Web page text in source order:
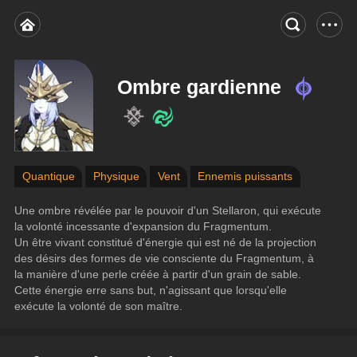
Ombre gardienne
Quantique Physique Vent Ennemis puissants
Une ombre révélée par le pouvoir d'un Stellaron, qui exécute
la volonté incessante d'expansion du Fragmentum.
Un être vivant constitué d'énergie qui est né de la projection
des désirs des formes de vie consciente du Fragmentum, à
la manière d'une perle créée à partir d'un grain de sable.
Cette énergie erre sans but, n'agissant que lorsqu'elle
exécute la volonté de son maître.